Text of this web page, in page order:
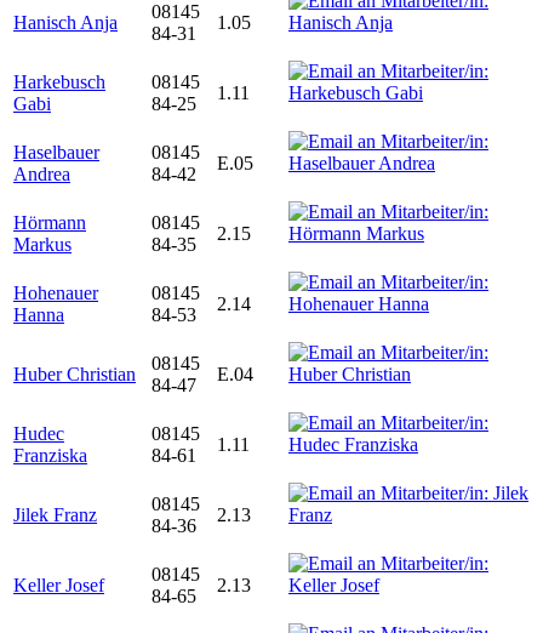
Hanisch Anja
08145
84-31
1.05
Harkebusch
Gabi
08145
84-25
1.11
Haselbauer
Andrea
08145
84-42
E.05
Hörmann
Markus
08145
84-35
2.15
Hohenauer
Hanna
08145
84-53
2.14
Huber Christian
08145
84-47
E.04
Hudec
Franziska
08145
84-61
1.11
Jilek Franz
08145
84-36
2.13
Keller Josef
08145
84-65
2.13